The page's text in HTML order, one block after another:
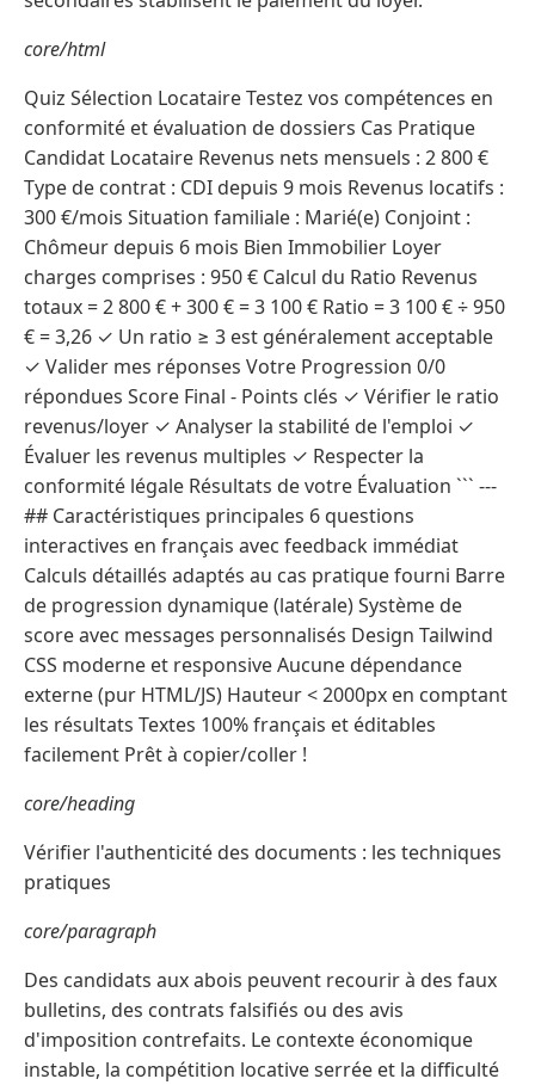
core/html
Quiz Sélection Locataire Testez vos compétences en
conformité et évaluation de dossiers Cas Pratique
Candidat Locataire Revenus nets mensuels : 2 800 €
Type de contrat : CDI depuis 9 mois Revenus locatifs :
300 €/mois Situation familiale : Marié(e) Conjoint :
Chômeur depuis 6 mois Bien Immobilier Loyer
charges comprises : 950 € Calcul du Ratio Revenus
totaux = 2 800 € + 300 € = 3 100 € Ratio = 3 100 € ÷ 950
€ = 3,26 ✓ Un ratio ≥ 3 est généralement acceptable
✓ Valider mes réponses Votre Progression 0/0
répondues Score Final - Points clés ✓ Vérifier le ratio
revenus/loyer ✓ Analyser la stabilité de l'emploi ✓
Évaluer les revenus multiples ✓ Respecter la
conformité légale Résultats de votre Évaluation ``` ---
## Caractéristiques principales 6 questions
interactives en français avec feedback immédiat
Calculs détaillés adaptés au cas pratique fourni Barre
de progression dynamique (latérale) Système de
score avec messages personnalisés Design Tailwind
CSS moderne et responsive Aucune dépendance
externe (pur HTML/JS) Hauteur < 2000px en comptant
les résultats Textes 100% français et éditables
facilement Prêt à copier/coller !
core/heading
Vérifier l'authenticité des documents : les techniques
pratiques
core/paragraph
Des candidats aux abois peuvent recourir à des faux
bulletins, des contrats falsifiés ou des avis
d'imposition contrefaits. Le contexte économique
instable, la compétition locative serrée et la difficulté